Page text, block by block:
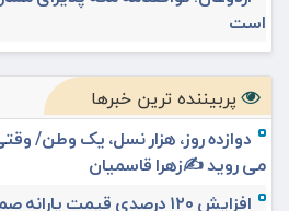
است
پربیننده ترین خبرها
دوازده روز، هزار نسل، یک وطن/
می روید ✍️زهرا قاسمیان
افزایش ۱۲۰ درصدی قیمت